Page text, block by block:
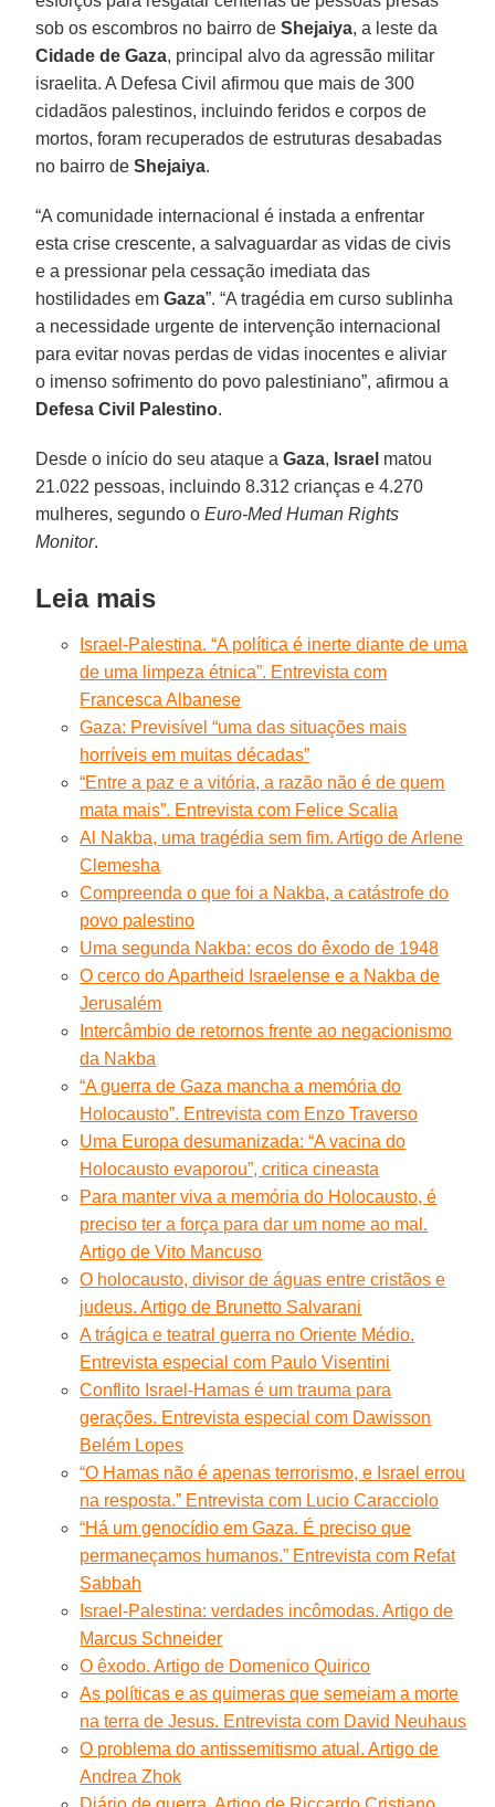
sob os escombros no bairro deShejaiya, a leste da
Cidade de Gaza, principal alvo da agressão militar
israelita. A Defesa Civil afirmou que mais de 300
cidadãos palestinos, incluindo feridos e corpos de
mortos, foram recuperados de estruturas desabadas
no bairro deShejaiya.
“A comunidade internacional é instada a enfrentar
esta crise crescente, a salvaguardar as vidas de civis
e a pressionar pela cessação imediata das
hostilidades emGaza”. “A tragédia em curso sublinha
a necessidade urgente de intervenção internacional
para evitar novas perdas de vidas inocentes e aliviar
o imenso sofrimento do povo palestiniano”, afirmou a
Defesa Civil Palestino.
Desde o início do seu ataque aGaza, Israel matou
21.022 pessoas, incluindo 8.312 crianças e 4.270
mulheres, segundo oEuro-Med Human Rights
Monitor.
Leia mais
Israel-Palestina. “A política é inerte diante de uma
de uma limpeza étnica”. Entrevista com
Francesca Albanese
Gaza: Previsível “uma das situações mais
horríveis em muitas décadas”
“Entre a paz e a vitória, a razão não é de quem
mata mais”. Entrevista com Felice Scalia
Al Nakba, uma tragédia sem fim. Artigo de Arlene
Clemesha
Compreenda o que foi a Nakba, a catástrofe do
povo palestino
Uma segunda Nakba: ecos do êxodo de 1948
O cerco do Apartheid Israelense e a Nakba de
Jerusalém
Intercâmbio de retornos frente ao negacionismo
da Nakba
“A guerra de Gaza mancha a memória do
Holocausto”. Entrevista com Enzo Traverso
Uma Europa desumanizada: “A vacina do
Holocausto evaporou”, critica cineasta
Para manter viva a memória do Holocausto, é
preciso ter a força para dar um nome ao mal.
Artigo de Vito Mancuso
O holocausto, divisor de águas entre cristãos e
judeus. Artigo de Brunetto Salvarani
A trágica e teatral guerra no Oriente Médio.
Entrevista especial com Paulo Visentini
Conflito Israel-Hamas é um trauma para
gerações. Entrevista especial com Dawisson
Belém Lopes
“O Hamas não é apenas terrorismo, e Israel errou
na resposta.” Entrevista com Lucio Caracciolo
“Há um genocídio em Gaza. É preciso que
permaneçamos humanos.” Entrevista com Refat
Sabbah
Israel-Palestina: verdades incômodas. Artigo de
Marcus Schneider
O êxodo. Artigo de Domenico Quirico
As políticas e as quimeras que semeiam a morte
na terra de Jesus. Entrevista com David Neuhaus
O problema do antissemitismo atual. Artigo de
Andrea Zhok